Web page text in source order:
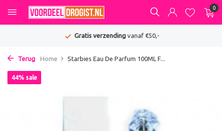
0
Gratis verzendingvanaf €50,-
Terug Home Starbies Eau De Parfum 100ML F...
44% sale